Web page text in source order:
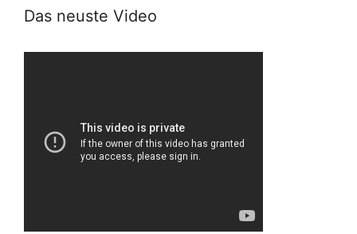
Das neuste Video